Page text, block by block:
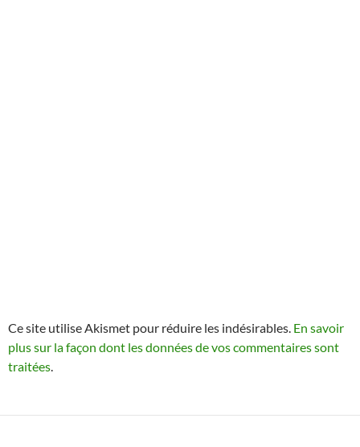
Ce site utilise Akismet pour réduire les indésirables. En savoir
plus sur la façon dont les données de vos commentaires sont
traitées.